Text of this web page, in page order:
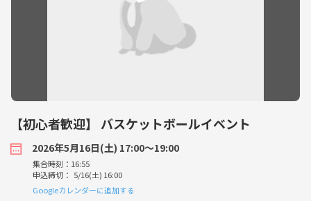
【初心者歓迎】 バスケットボールイベント
2026年5月16日(土) 17:00〜19:00
集合時刻：16:55
申込締切： 5/16(土) 16:00
Googleカレンダーに追加する